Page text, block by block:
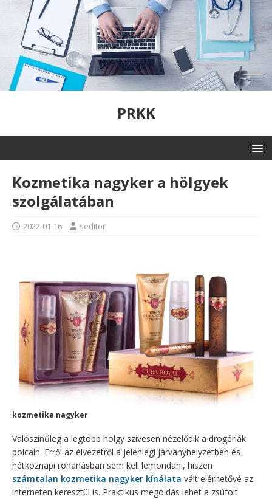
PRKK
Kozmetika nagyker a hölgyek
szolgálatában
2022-01-16 seditor
kozmetika nagyker
Valószínűleg a legtöbb hölgy szívesen nézelődik a drogériák
polcain. Erről az élvezetről a jelenlegi járványhelyzetben és
hétköznapi rohanásban sem kell lemondani, hiszen
számtalan kozmetika nagyker kínálata vált elérhetővé az
interneten keresztül is. Praktikus megoldás lehet a zsúfolt